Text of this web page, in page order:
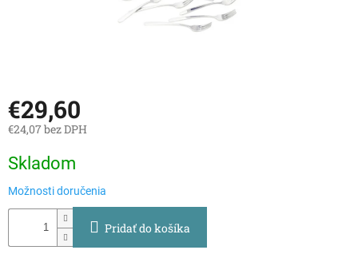
€29,60
€24,07 bez DPH
cena:
Skladom
Možnosti doručenia
Pridať do košíka